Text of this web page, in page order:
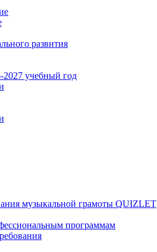
развития
2027 учебный год
музыкальной грамоты QUIZLET
программам